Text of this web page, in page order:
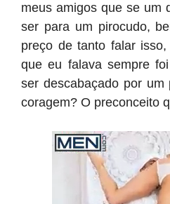
meus amigos que se um
ser para um pirocudo,
preço de tanto falar
que eu falava sempre
ser descabaçado por
coragem? O preconceito